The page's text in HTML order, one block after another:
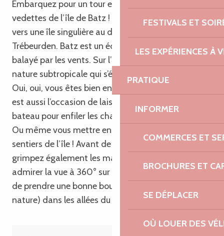
FESTIVALS ET
LES EXPÉRIENCES À
PRATIQUE
INFORMER
COMMERCES ET
BROCHURES ET
SE DÉPLACER
OÙ LOUER DES
Embarquez pour un tour en bateau à bord des
vedettes de l’île de Batz ! La croisière vous mène
vers une île singulière au départ du port de
Trébeurden. Batz est un écrin de verdure insolite
balayé par les vents. Sur l’île, le granit se mêle à la
nature subtropicale qui s’épanouit dans la région.
Oui, oui, vous êtes bien en Bretagne ! Votre escale
est aussi l’occasion de laisser les remous marins du
bateau pour enfiler les chaussures de randonnée.
Ou même vous mettre en selle à vélo sur les
sentiers de l’île ! Avant de remonter à bord,
grimpez également les marches du phare pour
admirer la vue à 360° sur les environs. Sans oublier
de prendre une bonne bouffée d’air pur (et de
nature) dans les allées du jardin Georges Delaselle !